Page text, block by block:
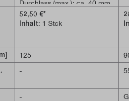
Durchlass (max.): ca. 40 mm
ein
52,50 €*
Inhalt: 1 Stck
125
-
-